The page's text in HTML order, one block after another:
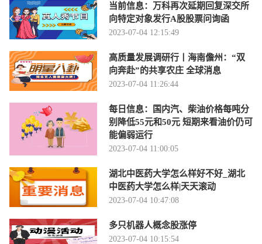
当前信息：万科再次延期回复深交所
向特定对象发行A股股票问询函
2023-07-04 12:15:49
高质量发展调研行丨海南儋州：“双
向奔赴”的共享农庄 全球消息
2023-07-04 11:26:44
每日信息：国内汽、柴油价格每吨分
别降低55元和50元 短期来看油价仍可
能偏弱运行
2023-07-04 11:00:05
湖北中医药大学怎么样好不好_湖北
中医药大学怎么样|天天滚动
2023-07-04 10:47:08
多只机器人概念股涨停
2023-07-04 10:15:54